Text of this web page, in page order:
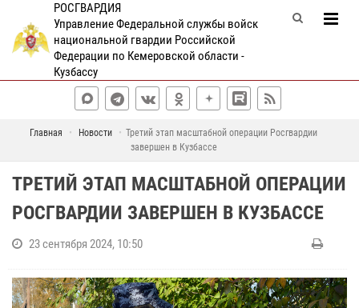
РОСГВАРДИЯ
Управление Федеральной службы войск
национальной гвардии Российской
Федерации по Кемеровской области -
Кузбассу
Главная Новости
Третий этап масштабной операции Росгвардии
завершен в Кузбассе
ТРЕТИЙ ЭТАП МАСШТАБНОЙ ОПЕРАЦИИ
РОСГВАРДИИ ЗАВЕРШЕН В КУЗБАССЕ
23 сентября 2024, 10:50